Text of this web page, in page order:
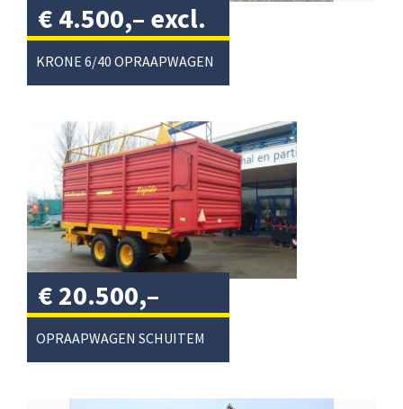
KRONE 6/40 OPRAAPWAGEN
€ 4.500,– excl.
btw/
€ 20.500,–
excl. btw/